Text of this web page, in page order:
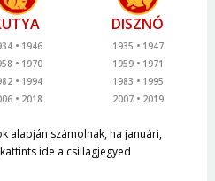
1946
1970
1994
2018
DISZNÓ
1935
1947
1959
1971
1983
1995
2007
2019
alapján számolnak, ha januári,
ide a csillagjegyed